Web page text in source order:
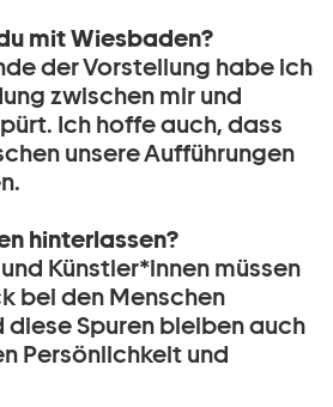
mit Wiesbaden?
der Vorstellung habe ich
zwischen mir und
Ich hoffe auch, dass
unsere Aufführungen
hinterlassen?
Künstler*innen müssen
bei den Menschen
diese Spuren bleiben auch
Persönlichkeit und